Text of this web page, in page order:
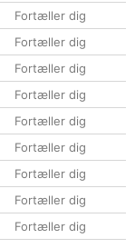
Fortæller dig
Fortæller dig
Fortæller dig
Fortæller dig
Fortæller dig
Fortæller dig
Fortæller dig
Fortæller dig
Fortæller dig